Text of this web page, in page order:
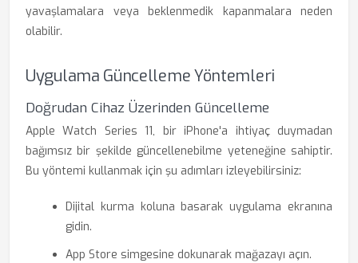
yavaşlamalara veya beklenmedik kapanmalara neden
olabilir.
Uygulama Güncelleme Yöntemleri
Doğrudan Cihaz Üzerinden Güncelleme
Apple Watch Series 11, bir iPhone'a ihtiyaç duymadan
bağımsız bir şekilde güncellenebilme yeteneğine sahiptir.
Bu yöntemi kullanmak için şu adımları izleyebilirsiniz:
Dijital kurma koluna basarak uygulama ekranına
gidin.
App Store simgesine dokunarak mağazayı açın.